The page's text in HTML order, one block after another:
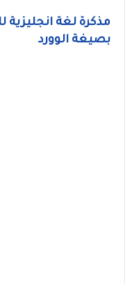
مذكرة لغة انجليزية
بصيغة الوورد